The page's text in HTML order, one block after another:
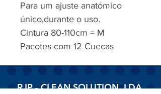
Para um ajuste anatómico
único,durante o uso.
Cintura 80-110cm = M
Pacotes com 12 Cuecas
RJP - CLEAN SOLUTION, LDA.